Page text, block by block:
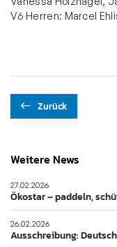
V6 Herren: Marcel
Zurück
Weitere News
27.02.2026
Ökostar – paddeln,
26.02.2026
Ausschreibung: